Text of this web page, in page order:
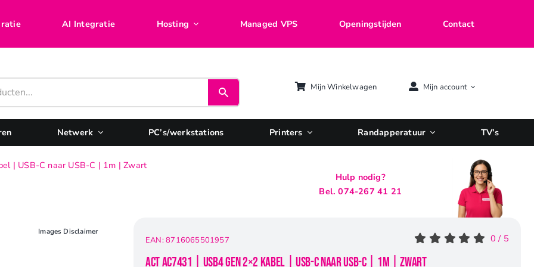
AI Integratie Hosting Managed VPS Openingstijden Contact
Mijn Winkelwagen Mijn account
Netwerk PC’s/werkstations Printers Randapperatuur TV’s
| USB-C naar USB-C | 1m | Zwart
Hulp nodig?
Bel. 074-267 41 21
Images Disclaimer
0 / 5
EAN:8716065501957
ACT AC7431 | USB4 Gen 2×2 Kabel | USB-C naar USB-C | 1m | Zwart